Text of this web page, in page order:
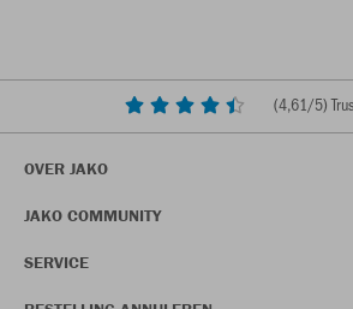
(4,61/5)
OVER JAKO
JAKO COMMUNITY
SERVICE